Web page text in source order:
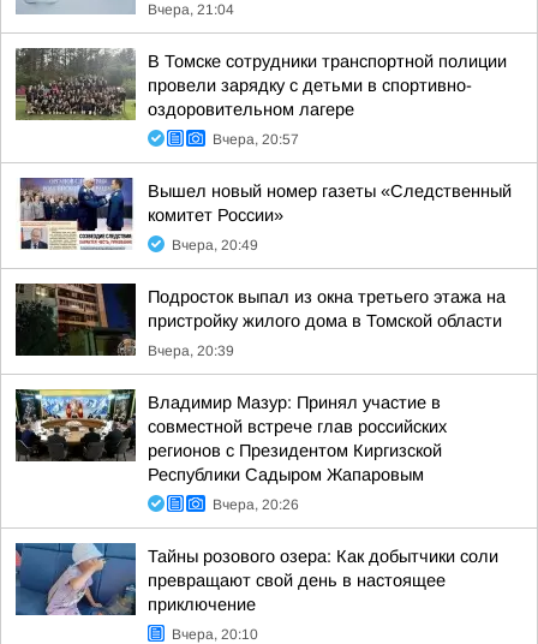
Вчера, 21:04
В Томске сотрудники транспортной полиции
провели зарядку с детьми в спортивно-
оздоровительном лагере
Вчера, 20:57
Вышел новый номер газеты «Следственный
комитет России»
Вчера, 20:49
Подросток выпал из окна третьего этажа на
пристройку жилого дома в Томской области
Вчера, 20:39
Владимир Мазур: Принял участие в
совместной встрече глав российских
регионов с Президентом Киргизской
Республики Садыром Жапаровым
Вчера, 20:26
Тайны розового озера: Как добытчики соли
превращают свой день в настоящее
приключение
Вчера, 20:10